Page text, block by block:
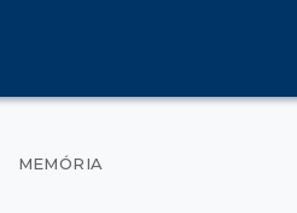
Categorias
MEMÓRIA